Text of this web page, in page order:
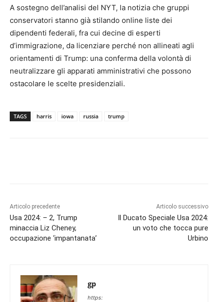
A sostegno dell’analisi del NYT, la notizia che gruppi
conservatori stanno già stilando online liste dei
dipendenti federali, fra cui decine di esperti
d’immigrazione, da licenziare perché non allineati agli
orientamenti di Trump: una conferma della volontà di
neutralizzare gli apparati amministrativi che possono
ostacolare le scelte presidenziali.
TAGS harris iowa russia trump
Articolo precedente
Usa 2024: – 2, Trump
minaccia Liz Cheney,
occupazione ‘impantanata’
Articolo successivo
Il Ducato Speciale Usa 2024:
un voto che tocca pure
Urbino
gp
https: